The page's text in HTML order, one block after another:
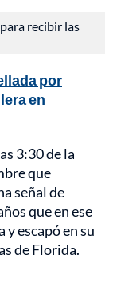
para recibir las
por
en
3:30 de la
que
señal de
que en ese
escapó en su
de Florida.